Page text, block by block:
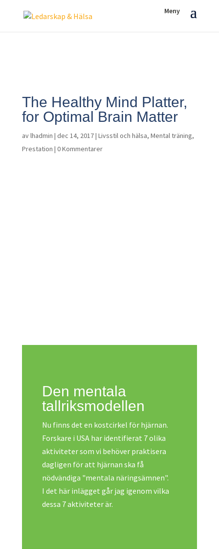
The Healthy Mind Platter,
for Optimal Brain Matter
avlhadmin | dec 14, 2017| Livsstil och hälsa, Mental träning,
Prestation | 0 Kommentarer
Den mentala
tallriksmodellen
Nu finns det en kostcirkel för hjärnan.
Forskare i USA har identifierat 7 olika
aktiviteter som vi behöver praktisera
dagligen för att hjärnan ska få
nödvändiga "mentala näringsämnen".
I det här inlägget går jag igenom vilka
dessa 7 aktiviteter är.